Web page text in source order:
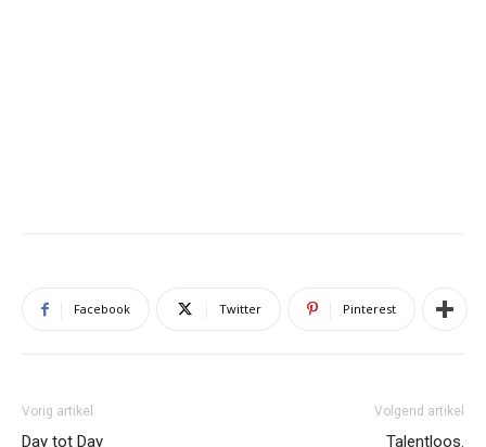
Facebook Twitter Pinterest
Vorig artikel
Day tot Day
Volgend artikel
Talentloos.